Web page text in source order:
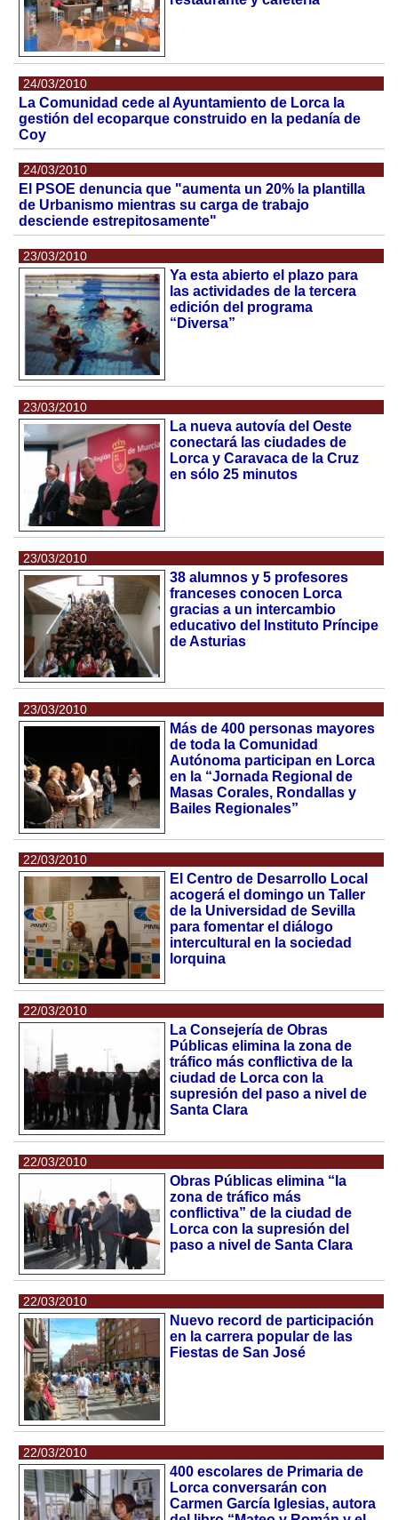
24/03/2010
La Comunidad cede al Ayuntamiento de Lorca la
gestión del ecoparque construido en la pedanía de
Coy
24/03/2010
El PSOE denuncia que "aumenta un 20% la plantilla
de Urbanismo mientras su carga de trabajo
desciende estrepitosamente"
23/03/2010
Ya esta abierto el plazo para
las actividades de la tercera
edición del programa
“Diversa”
23/03/2010
La nueva autovía del Oeste
conectará las ciudades de
Lorca y Caravaca de la Cruz
en sólo 25 minutos
23/03/2010
38 alumnos y 5 profesores
franceses conocen Lorca
gracias a un intercambio
educativo del Instituto Príncipe
de Asturias
23/03/2010
Más de 400 personas mayores
de toda la Comunidad
Autónoma participan en Lorca
en la “Jornada Regional de
Masas Corales, Rondallas y
Bailes Regionales”
22/03/2010
El Centro de Desarrollo Local
acogerá el domingo un Taller
de la Universidad de Sevilla
para fomentar el diálogo
intercultural en la sociedad
lorquina
22/03/2010
La Consejería de Obras
Públicas elimina la zona de
tráfico más conflictiva de la
ciudad de Lorca con la
supresión del paso a nivel de
Santa Clara
22/03/2010
Obras Públicas elimina “la
zona de tráfico más
conflictiva” de la ciudad de
Lorca con la supresión del
paso a nivel de Santa Clara
22/03/2010
Nuevo record de participación
en la carrera popular de las
Fiestas de San José
22/03/2010
400 escolares de Primaria de
Lorca conversarán con
Carmen García Iglesias, autora